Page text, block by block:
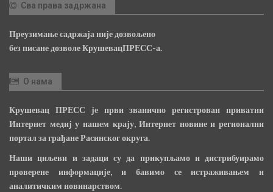
Сва права задржана
Преузимање садржаја није дозвољено
без писане дозволе КрушевацПРЕСС-а.
О нама
Крушевац ПРЕСС је први званично регистрован приватни
Интернет медиј у нашем крају, Интернет новине и регионални
портал за грађане Расинског округа.
Наши циљеви и задаци су да прикупљамо и дистрибуирамо
проверене информације, и бавимо се истраживањем и
аналитичким новинарством.